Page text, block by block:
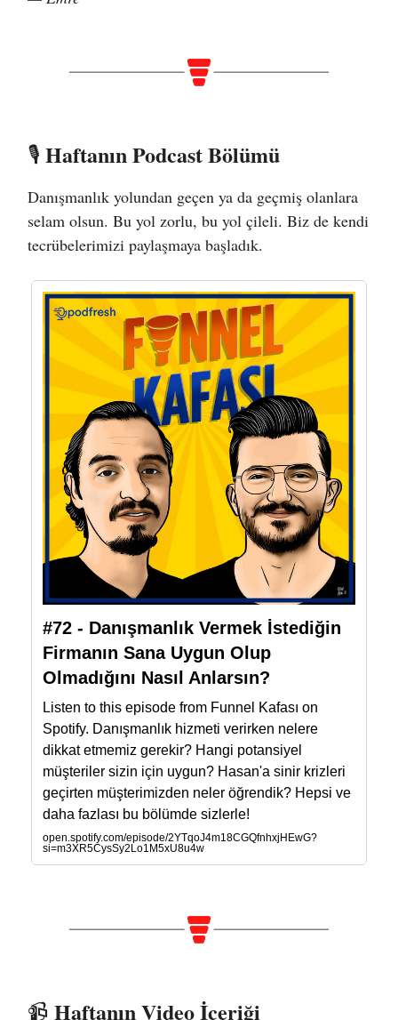
🎙️ Haftanın Podcast Bölümü
Danışmanlık yolundan geçen ya da geçmiş olanlara
selam olsun. Bu yol zorlu, bu yol çileli. Biz de kendi
tecrübelerimizi paylaşmaya başladık.
#72 - Danışmanlık Vermek İstediğin
Firmanın Sana Uygun Olup
Olmadığını Nasıl Anlarsın?
Listen to this episode from Funnel Kafası on
Spotify. Danışmanlık hizmeti verirken nelere
dikkat etmemiz gerekir? Hangi potansiyel
müşteriler sizin için uygun? Hasan'a sinir krizleri
geçirten müşterimizden neler öğrendik? Hepsi ve
daha fazlası bu bölümde sizlerle!
open.spotify.com/episode/2YTqoJ4m18CGQfnhxjHEwG?
si=m3XR5CysSy2Lo1M5xU8u4w
📹️ Haftanın Video İçeriği